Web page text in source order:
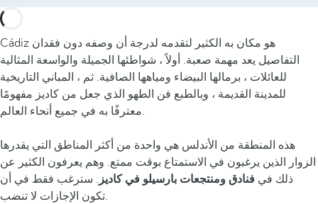
Cádiz هو مكان به الكثير لتقدمه لدرجة أن وصفه دون فقدان
التفاصيل يعد مهمة صعبة. أولاً ، شواطئها الجميلة والواسعة المثالية
للعائلات ، برمالها البيضاء ومياهها الصافية. ثم ، المباني التاريخية
للمدينة القديمة ، وبالطبع فن الطهو الذي جعل من كاديز مفهومًا
معترفًا به في جميع أنحاء العالم.
هذه المنطقة من الأندلس هي واحدة من أكثر المناطق التي يقدرها
الزوار الذين يرغبون في الاستمتاع بوقت ممتع. وهم يعرفون الكثير عن
ذلك في فنادق ومنتجعات بارسيلو في كاديز . سترغب فقط في أن
تكون الإجازات لا تنضب.